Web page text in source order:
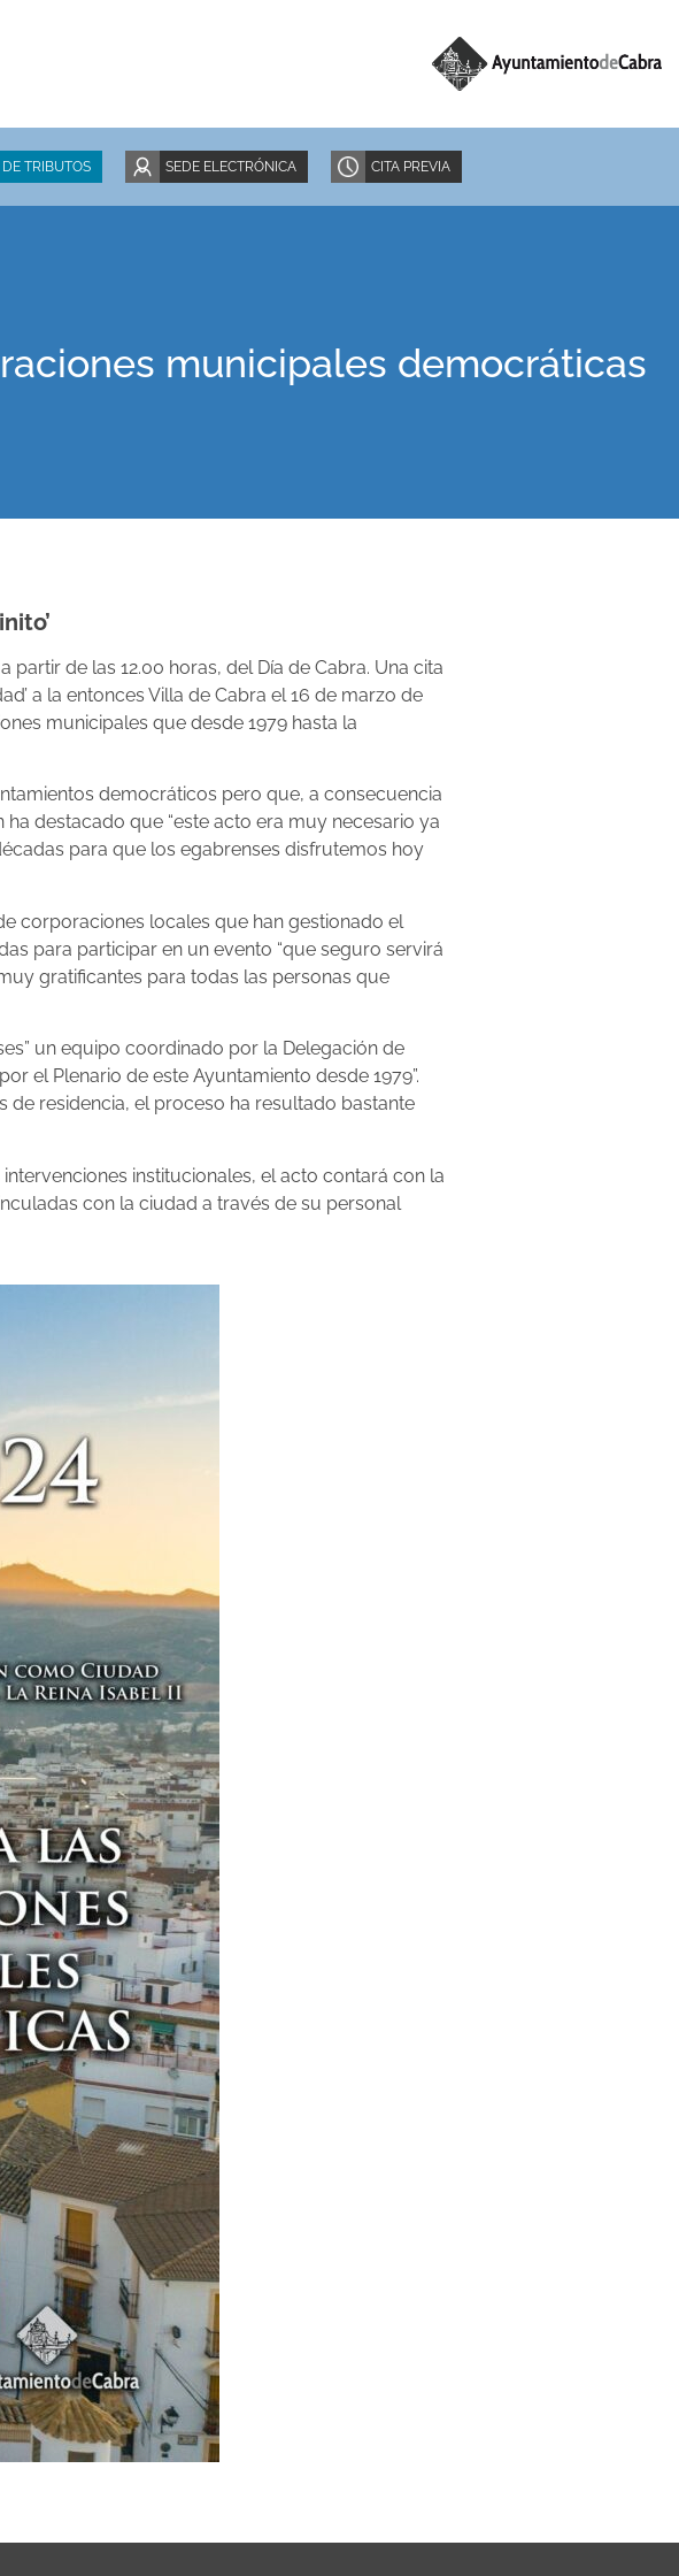
DE TRIBUTOS SEDE ELECTRÓNICA CITA PREVIA
municipales democráticas
de las 12.00 horas, del Día de Cabra. Una cita
a la entonces Villa de Cabra el 16 de marzo de
municipales que desde 1979 hasta la
democráticos pero que, a consecuencia
destacado que “este acto era muy necesario ya
para que los egabrenses disfrutemos hoy
corporaciones locales que han gestionado el
para participar en un evento “que seguro servirá
gratificantes para todas las personas que
un equipo coordinado por la Delegación de
el Plenario de este Ayuntamiento desde 1979”.
de residencia, el proceso ha resultado bastante
institucionales, el acto contará con la
con la ciudad a través de su personal